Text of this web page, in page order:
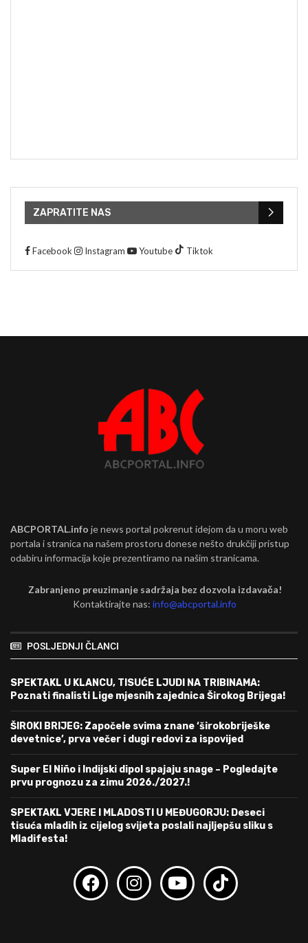
ZAPRATITE NAS
Facebook Instagram Youtube Tiktok
ABCPORTAL.info je news portal pokrenut idejom da u moru web
portala i stranica na našem prostoru donese nešto drukčiji pristup
odabiru informacija koje prezentiramo na našim stranicama.
Zabranjeno preuzimanje sadržaja bez dozvola izdavača!
Kontaktirajte nas:info@abcportal.info
POSLJEDNJI ČLANCI
SPEKTAKL U KLANCU, TISUĆE LJUDI NA TRIBINAMA:
Poznati finalisti Lige mjesnih zajednica Širokog Brijega!
ŠIROKI BRIJEG: Započele svima znane ‘širokobriješke
devetnice’, prva večer i dugi redovi za ispovijed
Super El Niño i Indijski dipol spajaju snage – Pogledajte
prvu prognozu za zimu 2026./2027.!
SPEKTAKL VJERE I MLADOSTI U MEĐUGORJU: Deseci
tisuća mladih iz cijelog svijeta poslali najljepšu sliku s
Mladifesta!